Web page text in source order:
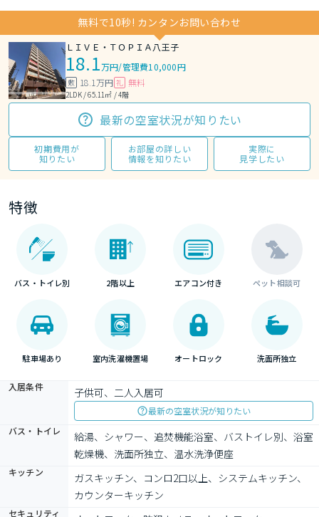
無料で10秒! カンタンお問い合わせ
ＬＩＶＥ・ＴＯＰＩＡ八王子
18.1万円/管理費10,000円
敷 18.1万円 礼 無料
2LDK / 65.11㎡ / 4階
最新の空室状況が知りたい
初期費用が
知りたい
お部屋の詳しい
情報を知りたい
実際に
見学したい
特徴
バス・トイレ別 2階以上 エアコン付き ペット相談可
駐車場あり 室内洗濯機置場 オートロック 洗面所独立
入居条件 子供可、二人入居可
最新の空室状況が知りたい
バス・トイレ
給湯、シャワー、追焚機能浴室、バストイレ別、浴室
乾燥機、洗面所独立、温水洗浄便座
キッチン
ガスキッチン、コンロ2口以上、システムキッチン、
カウンターキッチン
セキュリティ